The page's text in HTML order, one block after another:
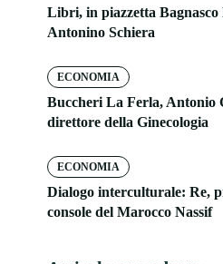
Libri, in piazzetta Bagnasco
Antonino Schiera
ECONOMIA
Buccheri La Ferla, Antonio
direttore della Ginecologia
ECONOMIA
Dialogo interculturale: Re,
console del Marocco Nassif